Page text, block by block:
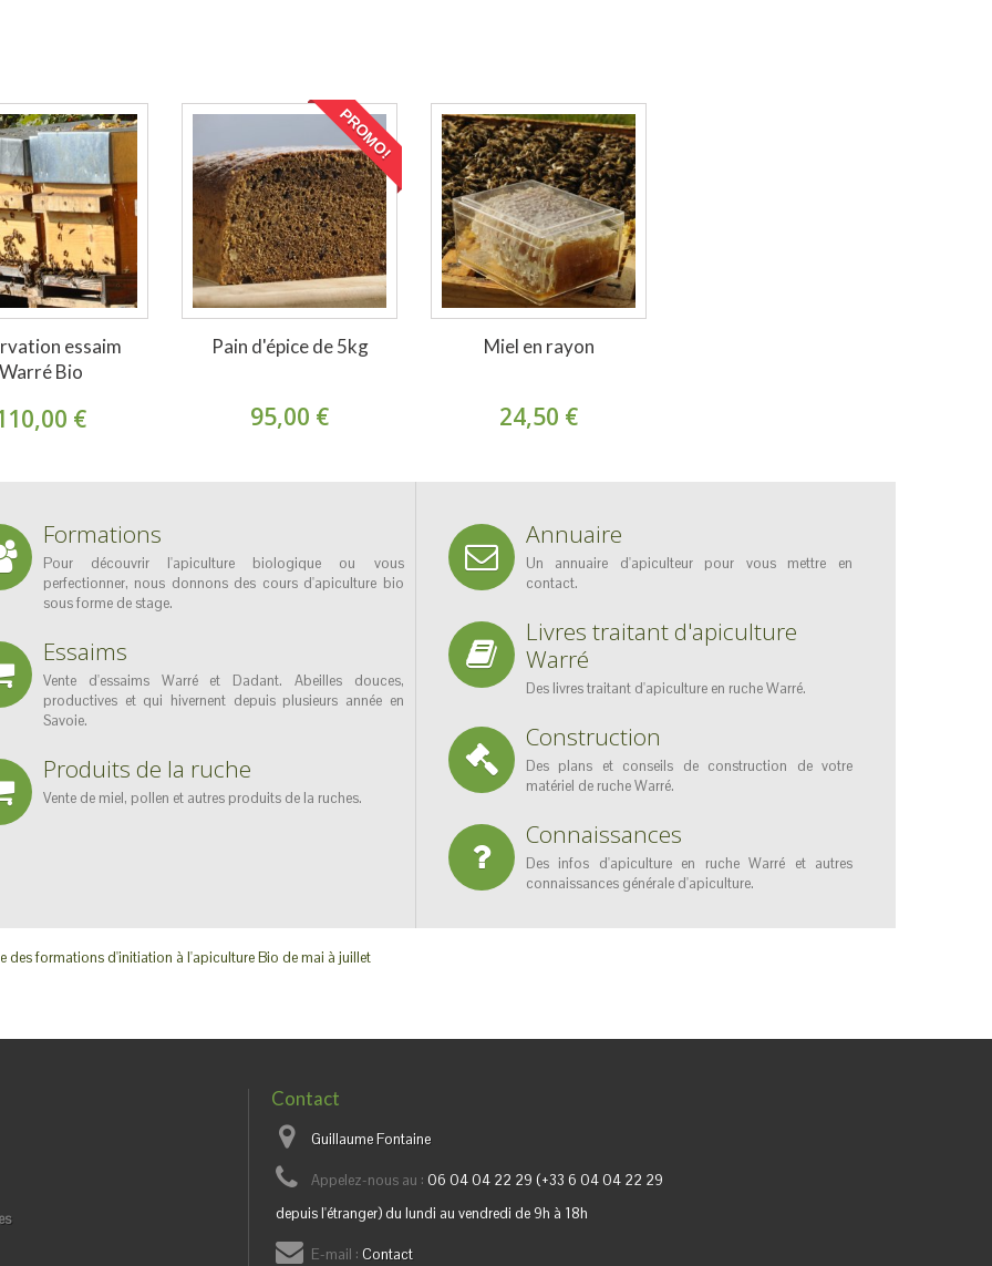
essaim
Bio
€
PROMO!
Pain d'épice de 5kg
95,00 €
Miel en rayon
24,50 €
Formations
Pour découvrir l'apiculture biologique ou vous
perfectionner, nous donnons des cours d'apiculture bio
sous forme de stage.
Essaims
Vente d'essaims Warré et Dadant. Abeilles douces,
productives et qui hivernent depuis plusieurs année en
Savoie.
Produits de la ruche
Vente de miel, pollen et autres produits de la ruches.
Annuaire
Un annuaire d'apiculteur pour vous mettre en
contact.
Livres traitant d'apiculture
Warré
Des livres traitant d'apiculture en ruche Warré.
Construction
Des plans et conseils de construction de votre
matériel de ruche Warré.
Connaissances
Des infos d'apiculture en ruche Warré et autres
connaissances générale d'apiculture.
Contact
Guillaume Fontaine
Appelez-nous au : 06 04 04 22 29 (+33 6 04 04 22 29
depuis l'étranger) du lundi au vendredi de 9h à 18h
E-mail : Contact